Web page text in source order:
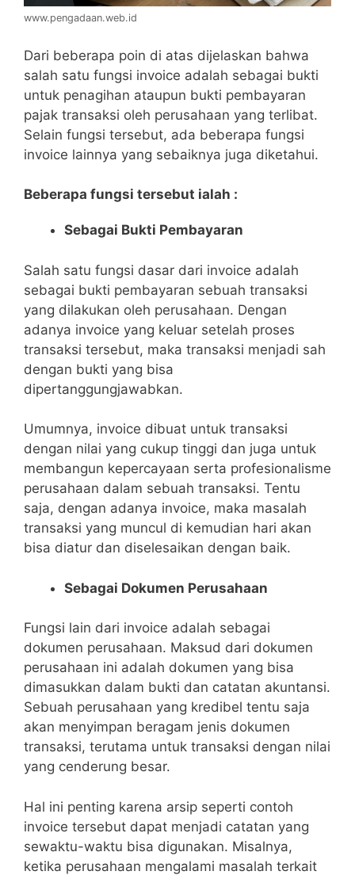
www.pengadaan.web.id
Dari beberapa poin di atas dijelaskan bahwa
salah satu fungsi invoice adalah sebagai bukti
untuk penagihan ataupun bukti pembayaran
pajak transaksi oleh perusahaan yang terlibat.
Selain fungsi tersebut, ada beberapa fungsi
invoice lainnya yang sebaiknya juga diketahui.
Beberapa fungsi tersebut ialah :
Sebagai Bukti Pembayaran
Salah satu fungsi dasar dari invoice adalah
sebagai bukti pembayaran sebuah transaksi
yang dilakukan oleh perusahaan. Dengan
adanya invoice yang keluar setelah proses
transaksi tersebut, maka transaksi menjadi sah
dengan bukti yang bisa
dipertanggungjawabkan.
Umumnya, invoice dibuat untuk transaksi
dengan nilai yang cukup tinggi dan juga untuk
membangun kepercayaan serta profesionalisme
perusahaan dalam sebuah transaksi. Tentu
saja, dengan adanya invoice, maka masalah
transaksi yang muncul di kemudian hari akan
bisa diatur dan diselesaikan dengan baik.
Sebagai Dokumen Perusahaan
Fungsi lain dari invoice adalah sebagai
dokumen perusahaan. Maksud dari dokumen
perusahaan ini adalah dokumen yang bisa
dimasukkan dalam bukti dan catatan akuntansi.
Sebuah perusahaan yang kredibel tentu saja
akan menyimpan beragam jenis dokumen
transaksi, terutama untuk transaksi dengan nilai
yang cenderung besar.
Hal ini penting karena arsip seperti contoh
invoice tersebut dapat menjadi catatan yang
sewaktu-waktu bisa digunakan. Misalnya,
ketika perusahaan mengalami masalah terkait